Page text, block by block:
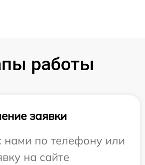
работы
заявки
нами по телефону или
на сайте